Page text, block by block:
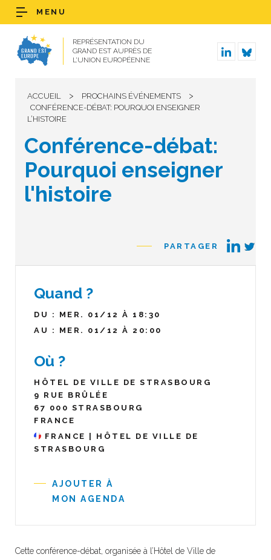
REPRÉSENTATION DU
GRAND EST AUPRÈS DE
L’UNION EUROPÉENNE
MENU
ACCUEIL > PROCHAINS ÉVÉNEMENTS >
CONFÉRENCE-DÉBAT: POURQUOI ENSEIGNER
L’HISTOIRE
Conférence-débat:
Pourquoi enseigner
l'histoire
PARTAGER
Quand ?
DU : MER. 01/12 À 18:30
AU : MER. 01/12 À 20:00
Où ?
HÔTEL DE VILLE DE STRASBOURG
9 RUE BRÛLÉE
67 000 STRASBOURG
FRANCE
FRANCE | HÔTEL DE VILLE DE
STRASBOURG
AJOUTER À
MON AGENDA
Cette conférence-débat, organisée à l’Hôtel de Ville de